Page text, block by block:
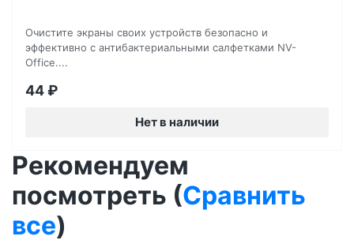
Очистите экраны своих устройств безопасно и
эффективно с антибактериальными салфетками NV-
Office....
44₽
Нет в наличии
Рекомендуем
посмотреть (Сравнить
все)